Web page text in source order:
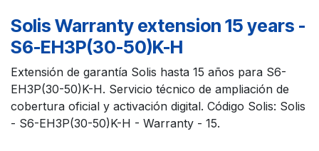
Solis Warranty extension 15 years -
S6-EH3P(30-50)K-H
Extensión de garantía Solis hasta 15 años para S6-
EH3P(30-50)K-H. Servicio técnico de ampliación de
cobertura oficial y activación digital. Código Solis: Solis
- S6-EH3P(30-50)K-H - Warranty - 15.